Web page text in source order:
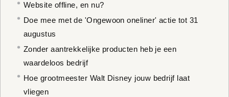
Website offline, en nu?
Doe mee met de 'Ongewoon oneliner' actie tot 31
augustus
Zonder aantrekkelijke producten heb je een
waardeloos bedrijf
Hoe grootmeester Walt Disney jouw bedrijf laat
vliegen